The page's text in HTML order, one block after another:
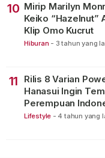
10 Mirip Marilyn
Keiko “Hazelnut”
Klip Omo Kucrut
Hiburan - 3 tahun yang
11
Rilis 8 Varian
Hanasui Ingin
Perempuan
Lifestyle - 4 tahun yang